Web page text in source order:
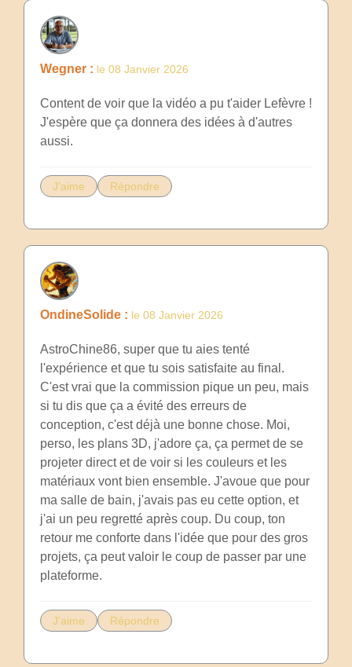
Wegner : le 08 Janvier 2026
Content de voir que la vidéo a pu t'aider Lefèvre !
J'espère que ça donnera des idées à d'autres
aussi.
J'aime Répondre
OndineSolide : le 08 Janvier 2026
AstroChine86, super que tu aies tenté
l'expérience et que tu sois satisfaite au final.
C'est vrai que la commission pique un peu, mais
si tu dis que ça a évité des erreurs de
conception, c'est déjà une bonne chose. Moi,
perso, les plans 3D, j'adore ça, ça permet de se
projeter direct et de voir si les couleurs et les
matériaux vont bien ensemble. J'avoue que pour
ma salle de bain, j'avais pas eu cette option, et
j'ai un peu regretté après coup. Du coup, ton
retour me conforte dans l'idée que pour des gros
projets, ça peut valoir le coup de passer par une
plateforme.
J'aime Répondre